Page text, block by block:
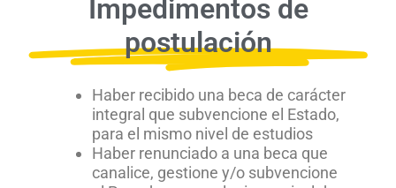
Impedimentos de
postulación
Haber recibido una beca de carácter
integral que subvencione el Estado,
para el mismo nivel de estudios
Haber renunciado a una beca que
canalice, gestione y/o subvencione